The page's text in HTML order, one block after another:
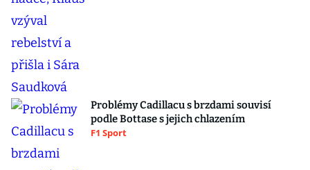
Problémy Cadillacu s brzdami souvisí
podle Bottase s jejich chlazením
F1 Sport